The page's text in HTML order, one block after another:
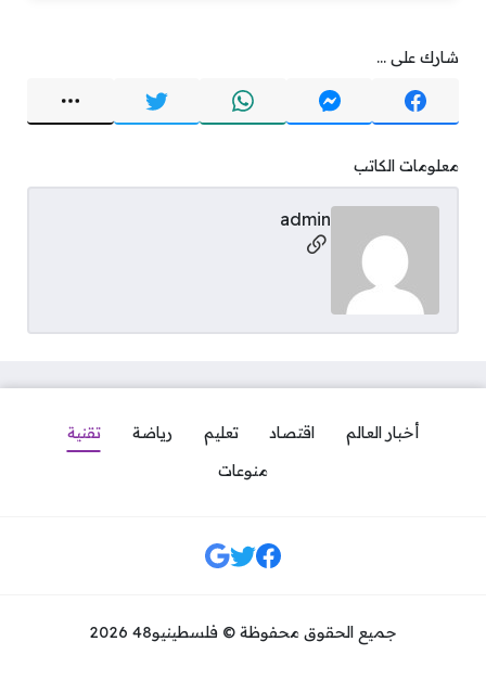
شارك على ...
معلومات الكاتب
admin
مواقع التواصل
أخبار العالم اقتصاد تعليم رياضة
تقنية
منوعات
مواقع التواصل
جميع الحقوق محفوظة © فلسطينيو48 2026